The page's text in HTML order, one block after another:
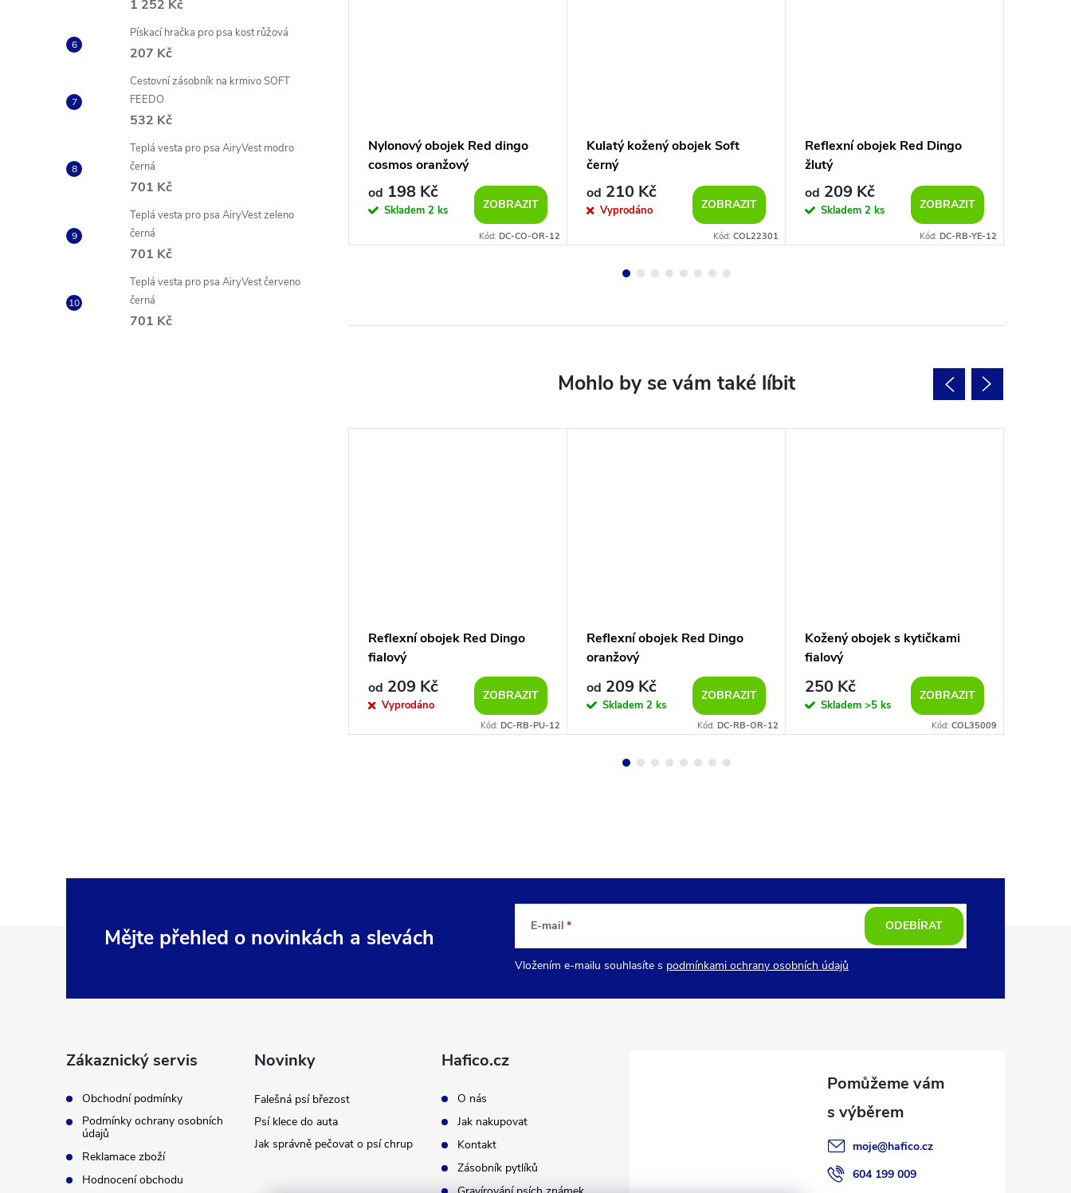
1 252 Kč
Pískací hračka pro psa kost růžová
207 Kč
Cestovní zásobník na krmivo SOFT
FEEDO
532 Kč
Teplá vesta pro psa AiryVest modro
černá
701 Kč
Teplá vesta pro psa AiryVest zeleno
černá
701 Kč
Teplá vesta pro psa AiryVest červeno
černá
701 Kč
DC-RB-LG-12
Kulatý kožený obojek Soft
hnědý
od210 Kč
Skladem2 ks
Nylonový obojek Red dingo
cosmos oranžový
od 198 Kč
Skladem 2 ks ZOBRAZIT
Kód: DC-CO-OR-12
Kulatý kožený obojek Soft
černý
od 210 Kč
Vyprodáno ZOBRAZIT
Kód: COL22301
Reflexní obojek Red Dingo
žlutý
od 209 Kč
Skladem 2 ks ZOBRAZIT
Kód: DC-RB-YE-12
Reflexní obojek Red Dingo
fialový
od 209 Kč
Vyprodáno
ZOBRAZIT
Kód: DC-RB-PU-12
Reflexní obojek Red Dingo
oranžový
od 209 Kč
Skladem 2 ks
ZOBRAZIT
Kód: DC-RB-OR-12
Kožený obojek s kytičkami
fialový
250 Kč
Skladem >5 ks
ZOBRAZIT
Kód: COL35009
Mějte přehled o novinkách a slevách E-mail
Vložením e-mailu souhlasíte s podmínkami ochrany osobních údajů
ODEBÍRAT
Zákaznický servis
Obchodní podmínky
Podmínky ochrany osobních
údajů
Reklamace zboží
Hodnocení obchodu
Novinky
Falešná psí březost
Psí klece do auta
Jak správně pečovat o psí chrup
Hafico.cz
O nás
Jak nakupovat
Kontakt
Zásobník pytlíků
moje@hafico.cz
604 199 009